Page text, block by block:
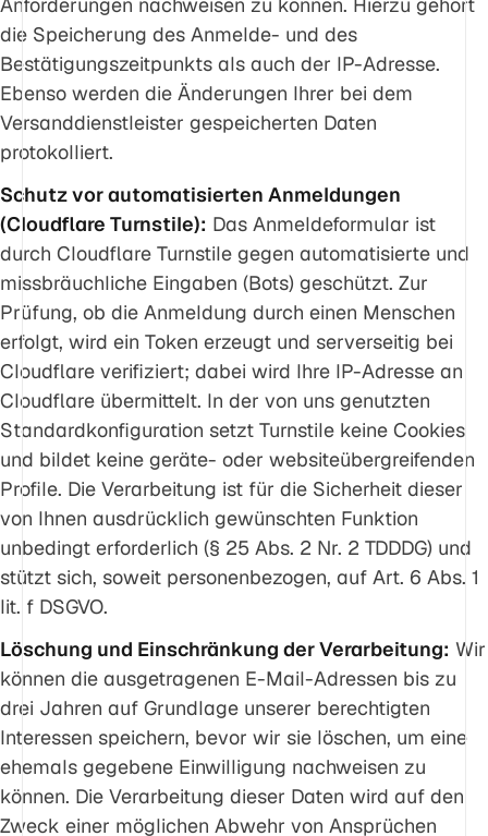
die Speicherung des Anmelde- und des
Bestätigungszeitpunkts als auch der IP-Adresse.
Ebenso werden die Änderungen Ihrer bei dem
Versanddienstleister gespeicherten Daten
protokolliert.
Schutz vor automatisierten Anmeldungen
(Cloudflare Turnstile): Das Anmeldeformular ist
durch Cloudflare Turnstile gegen automatisierte und
missbräuchliche Eingaben (Bots) geschützt. Zur
Prüfung, ob die Anmeldung durch einen Menschen
erfolgt, wird ein Token erzeugt und serverseitig bei
Cloudflare verifiziert; dabei wird Ihre IP-Adresse an
Cloudflare übermittelt. In der von uns genutzten
Standardkonfiguration setzt Turnstile keine Cookies
und bildet keine geräte- oder websiteübergreifenden
Profile. Die Verarbeitung ist für die Sicherheit dieser
von Ihnen ausdrücklich gewünschten Funktion
unbedingt erforderlich (§ 25 Abs. 2 Nr. 2 TDDDG) und
stützt sich, soweit personenbezogen, auf Art. 6 Abs. 1
lit. f DSGVO.
Löschung und Einschränkung der Verarbeitung: Wir
können die ausgetragenen E-Mail-Adressen bis zu
drei Jahren auf Grundlage unserer berechtigten
Interessen speichern, bevor wir sie löschen, um eine
ehemals gegebene Einwilligung nachweisen zu
können. Die Verarbeitung dieser Daten wird auf den
Zweck einer möglichen Abwehr von Ansprüchen